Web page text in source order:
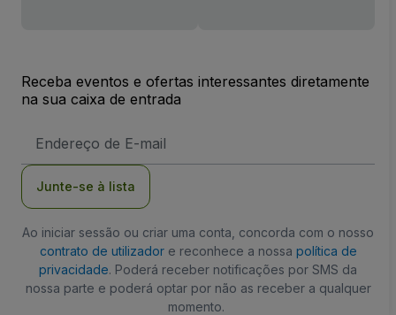
Receba eventos e ofertas interessantes diretamente
na sua caixa de entrada
de
Junte-se à lista
Ao iniciar sessão ou criar uma conta, concorda com o nosso
contrato de utilizadore reconhece a nossa política de
privacidade. Poderá receber notificações por SMS da
nossa parte e poderá optar por não as receber a qualquer
momento.